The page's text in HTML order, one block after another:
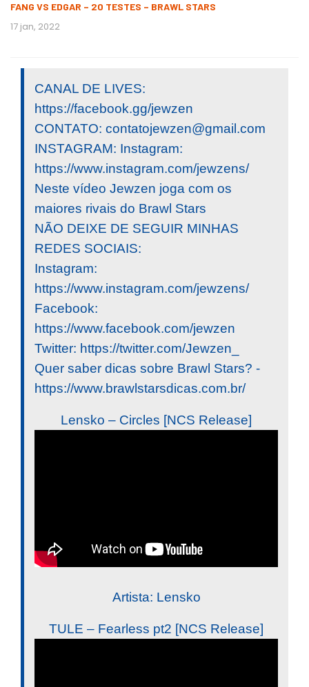
FANG VS EDGAR – 20 TESTES – BRAWL STARS
17 jan, 2022
CANAL DE LIVES:
https://facebook.gg/jewzen
CONTATO: contatojewzen@gmail.com
INSTAGRAM: Instagram:
https://www.instagram.com/jewzens/
Neste vídeo Jewzen joga com os
maiores rivais do Brawl Stars
NÃO DEIXE DE SEGUIR MINHAS
REDES SOCIAIS:
Instagram:
https://www.instagram.com/jewzens/
Facebook:
https://www.facebook.com/jewzen
Twitter: https://twitter.com/Jewzen_
Quer saber dicas sobre Brawl Stars? -
https://www.brawlstarsdicas.com.br/
Lensko – Circles [NCS Release]
Artista: Lensko
TULE – Fearless pt2 [NCS Release]